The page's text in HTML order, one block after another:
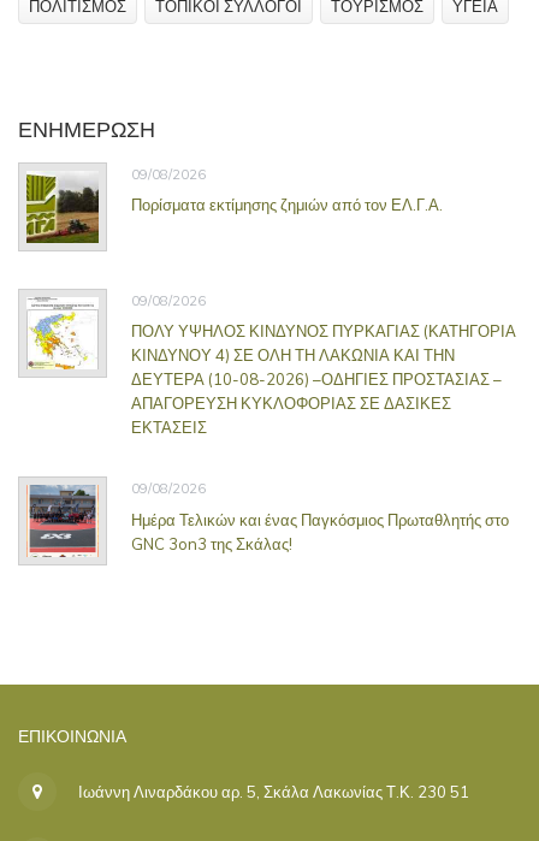
ΠΟΛΙΤΙΣΜΟΣ ΤΟΠΙΚΟΙ ΣΥΛΛΟΓΟΙ ΤΟΥΡΙΣΜΟΣ ΥΓΕΙΑ
ΕΝΗΜΕΡΩΣΗ
09/08/2026
Πορίσματα εκτίμησης ζημιών από τον ΕΛ.Γ.Α.
09/08/2026
ΠΟΛΥ ΥΨΗΛΟΣ ΚΙΝΔΥΝΟΣ ΠΥΡΚΑΓΙΑΣ (ΚΑΤΗΓΟΡΙΑ
ΚΙΝΔΥΝΟΥ 4) ΣΕ ΟΛΗ ΤΗ ΛΑΚΩΝΙΑ ΚΑΙ ΤΗΝ
ΔΕΥΤΕΡΑ (10-08-2026) –ΟΔΗΓΙΕΣ ΠΡΟΣΤΑΣΙΑΣ –
ΑΠΑΓΟΡΕΥΣΗ ΚΥΚΛΟΦΟΡΙΑΣ ΣΕ ΔΑΣΙΚΕΣ
ΕΚΤΑΣΕΙΣ
09/08/2026
Ημέρα Τελικών και ένας Παγκόσμιος Πρωταθλητής στο
GNC 3on3 της Σκάλας!
ΕΠΙΚΟΙΝΩΝΊΑ
Ιωάννη Λιναρδάκου αρ. 5, Σκάλα Λακωνίας Τ.Κ. 230 51